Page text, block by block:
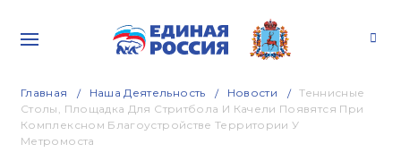
Главная Наша Деятельность Новости
Теннисные
Столы, Площадка Для Стритбола И Качели Появятся При
Комплексном Благоустройстве Территории У
Метромоста